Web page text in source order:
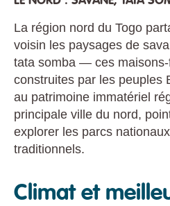
La région nord du Togo
voisin les paysages de
tata somba — ces
construites par les peuples
au patrimoine immatériel
principale ville du nord,
explorer les parcs
traditionnels.
Climat et